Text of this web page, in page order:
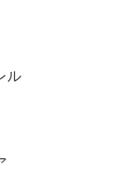
ル